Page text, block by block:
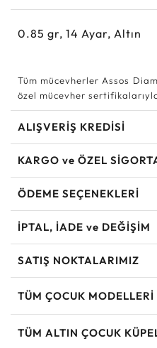
0.85 gr, 14 Ayar, Altın
Tüm mücevherler Assos
özel mücevher
ALIŞVERİŞ KREDİSİ
KARGO ve ÖZEL
ÖDEME SEÇENEKLERİ
İPTAL, İADE ve DEĞİŞİM
SATIŞ NOKTALARIMIZ
TÜM ÇOCUK MODELLERI
TÜM ALTIN ÇOCUK